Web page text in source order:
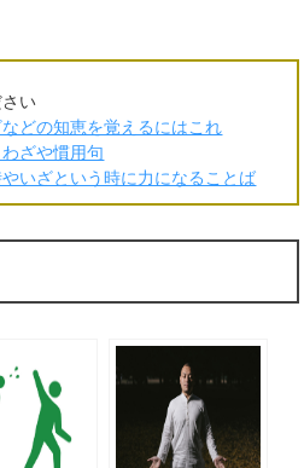
い
どの知恵を覚えるにはこれ
ざや慣用句
いざという時に力になることば